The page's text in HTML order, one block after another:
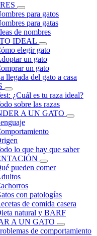
para gatos
para gatas
de nombres
IDEAL
elegir gato
un gato
un gato
llegada del gato a casa
¿Cuál es tu raza ideal?
sobre las razas
A UN GATO
lo que hay que saber
pueden comer
con patologías
de comida casera
natural y BARF
A UN GATO
de comportamiento